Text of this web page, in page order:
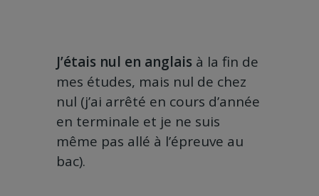
J’étais nul en anglais à la fin de
mes études, mais nul de chez
nul (j’ai arrêté en cours d’année
en terminale et je ne suis
même pas allé à l’épreuve au
bac).